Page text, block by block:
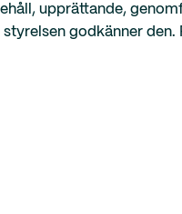
upprättande,
godkänner